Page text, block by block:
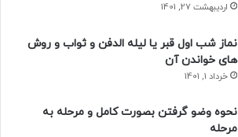
اردیبهشت 27, 1401
نماز شب اول قبر یا لیله الدفن و ثواب و روش
های خواندن آن
خرداد 1, 1401
نحوه وضو گرفتن بصورت کامل و مرحله به
مرحله